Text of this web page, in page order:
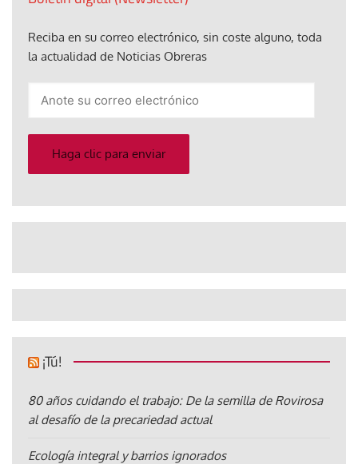
Reciba en su correo electrónico, sin coste alguno, toda
la actualidad de Noticias Obreras
electrónico
Haga clic para enviar
¡Tú!
80 años cuidando el trabajo: De la semilla de Rovirosa
al desafío de la precariedad actual
Ecología integral y barrios ignorados